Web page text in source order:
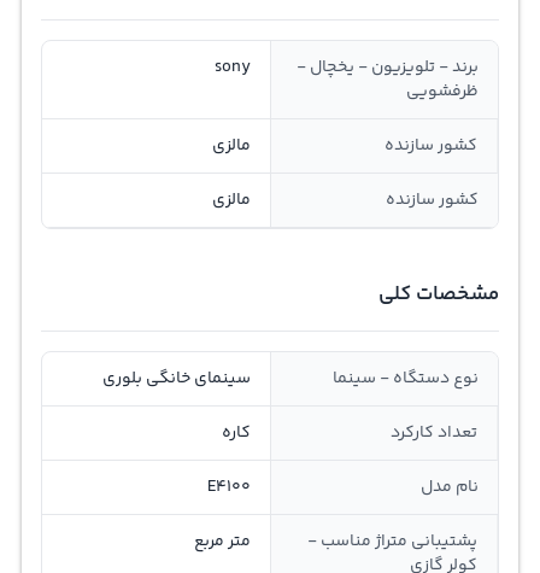
برند - تلویزیون - یخچال -
ظرفشویی
sony
کشور سازنده مالزی
کشور سازنده مالزی
مشخصات کلی
نوع دستگاه - سینما سینمای خانگی بلوری
تعداد کارکرد کاره
نام مدل E4100
پشتیبانی متراژ مناسب -
کولر گازی
متر مربع